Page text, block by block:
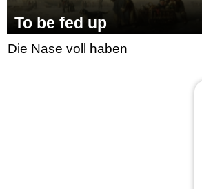
To be fed up
Die Nase voll haben